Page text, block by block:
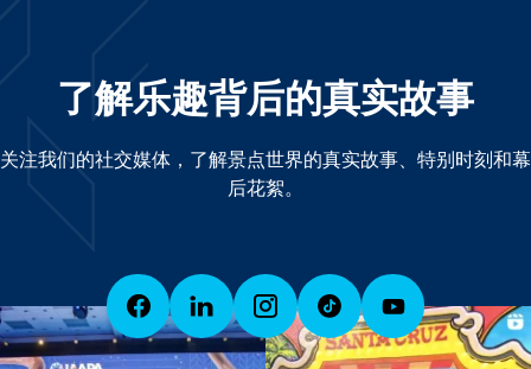
了解乐趣背后的真实故事
关注我们的社交媒体，了解景点世界的真实故事、特别时刻和幕
后花絮。